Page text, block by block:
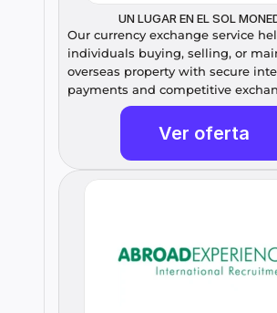
UN LUGAR EN EL SOL
Our currency exchange service
individuals buying, selling, or
overseas property with secure
payments and competitive
Ver oferta